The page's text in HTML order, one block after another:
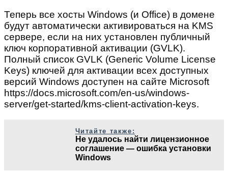
Теперь все хосты Windows (и Office) в домене
будут автоматически активироваться на KMS
сервере, если на них установлен публичный
ключ корпоративной активации (GVLK).
Полный список GVLK (Generic Volume License
Keys) ключей для активации всех доступных
версий Windows доступен на сайте Microsoft
https://docs.microsoft.com/en-us/windows-
server/get-started/kms-client-activation-keys.
Читайте также:
Не удалось найти лицензионное
соглашение — oшибка установки
Windows